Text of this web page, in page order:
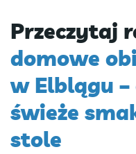
Przeczytaj
domowe
w Elblągu –
świeże
stole